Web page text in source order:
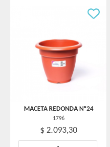
MACETA REDONDA Nº24
1796
$ 2.093,30